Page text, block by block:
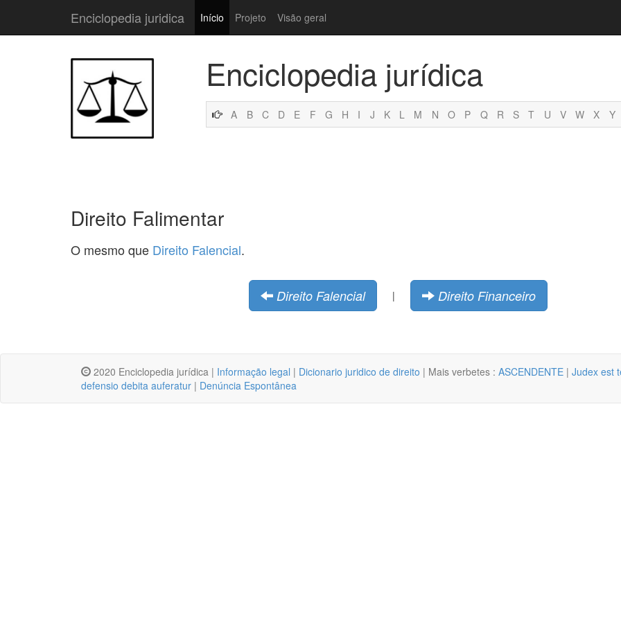
Enciclopedia juridica Início Projeto Visão geral
Enciclopedia jurídica
A B C D E F G H I J K L M N O P Q R S T U V W X Y
Direito Falimentar
O mesmo que Direito Falencial.
Direito Falencial | Direito Financeiro
2020 Enciclopedia jurídica | Informação legal | Dicionario juridico de direito | Mais verbetes : ASCENDENTE | Judex est
defensio debita auferatur | Denúncia Espontânea